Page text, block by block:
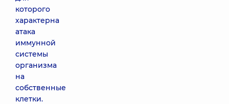
которого
характерна
атака
иммунной
системы
организма
на
собственные
клетки.